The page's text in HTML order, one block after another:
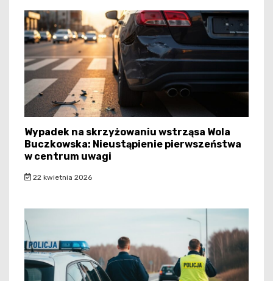
Wypadek na skrzyżowaniu wstrząsa Wola
Buczkowska: Nieustąpienie pierwszeństwa
w centrum uwagi
22 kwietnia 2026